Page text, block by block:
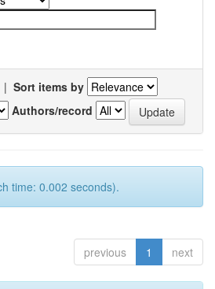
| Sort items by
Authors/record
time: 0.002 seconds).
previous 1 next